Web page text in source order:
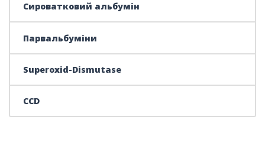
Сироватковий альбумін
Парвальбуміни
Superoxid-Dismutase
CCD